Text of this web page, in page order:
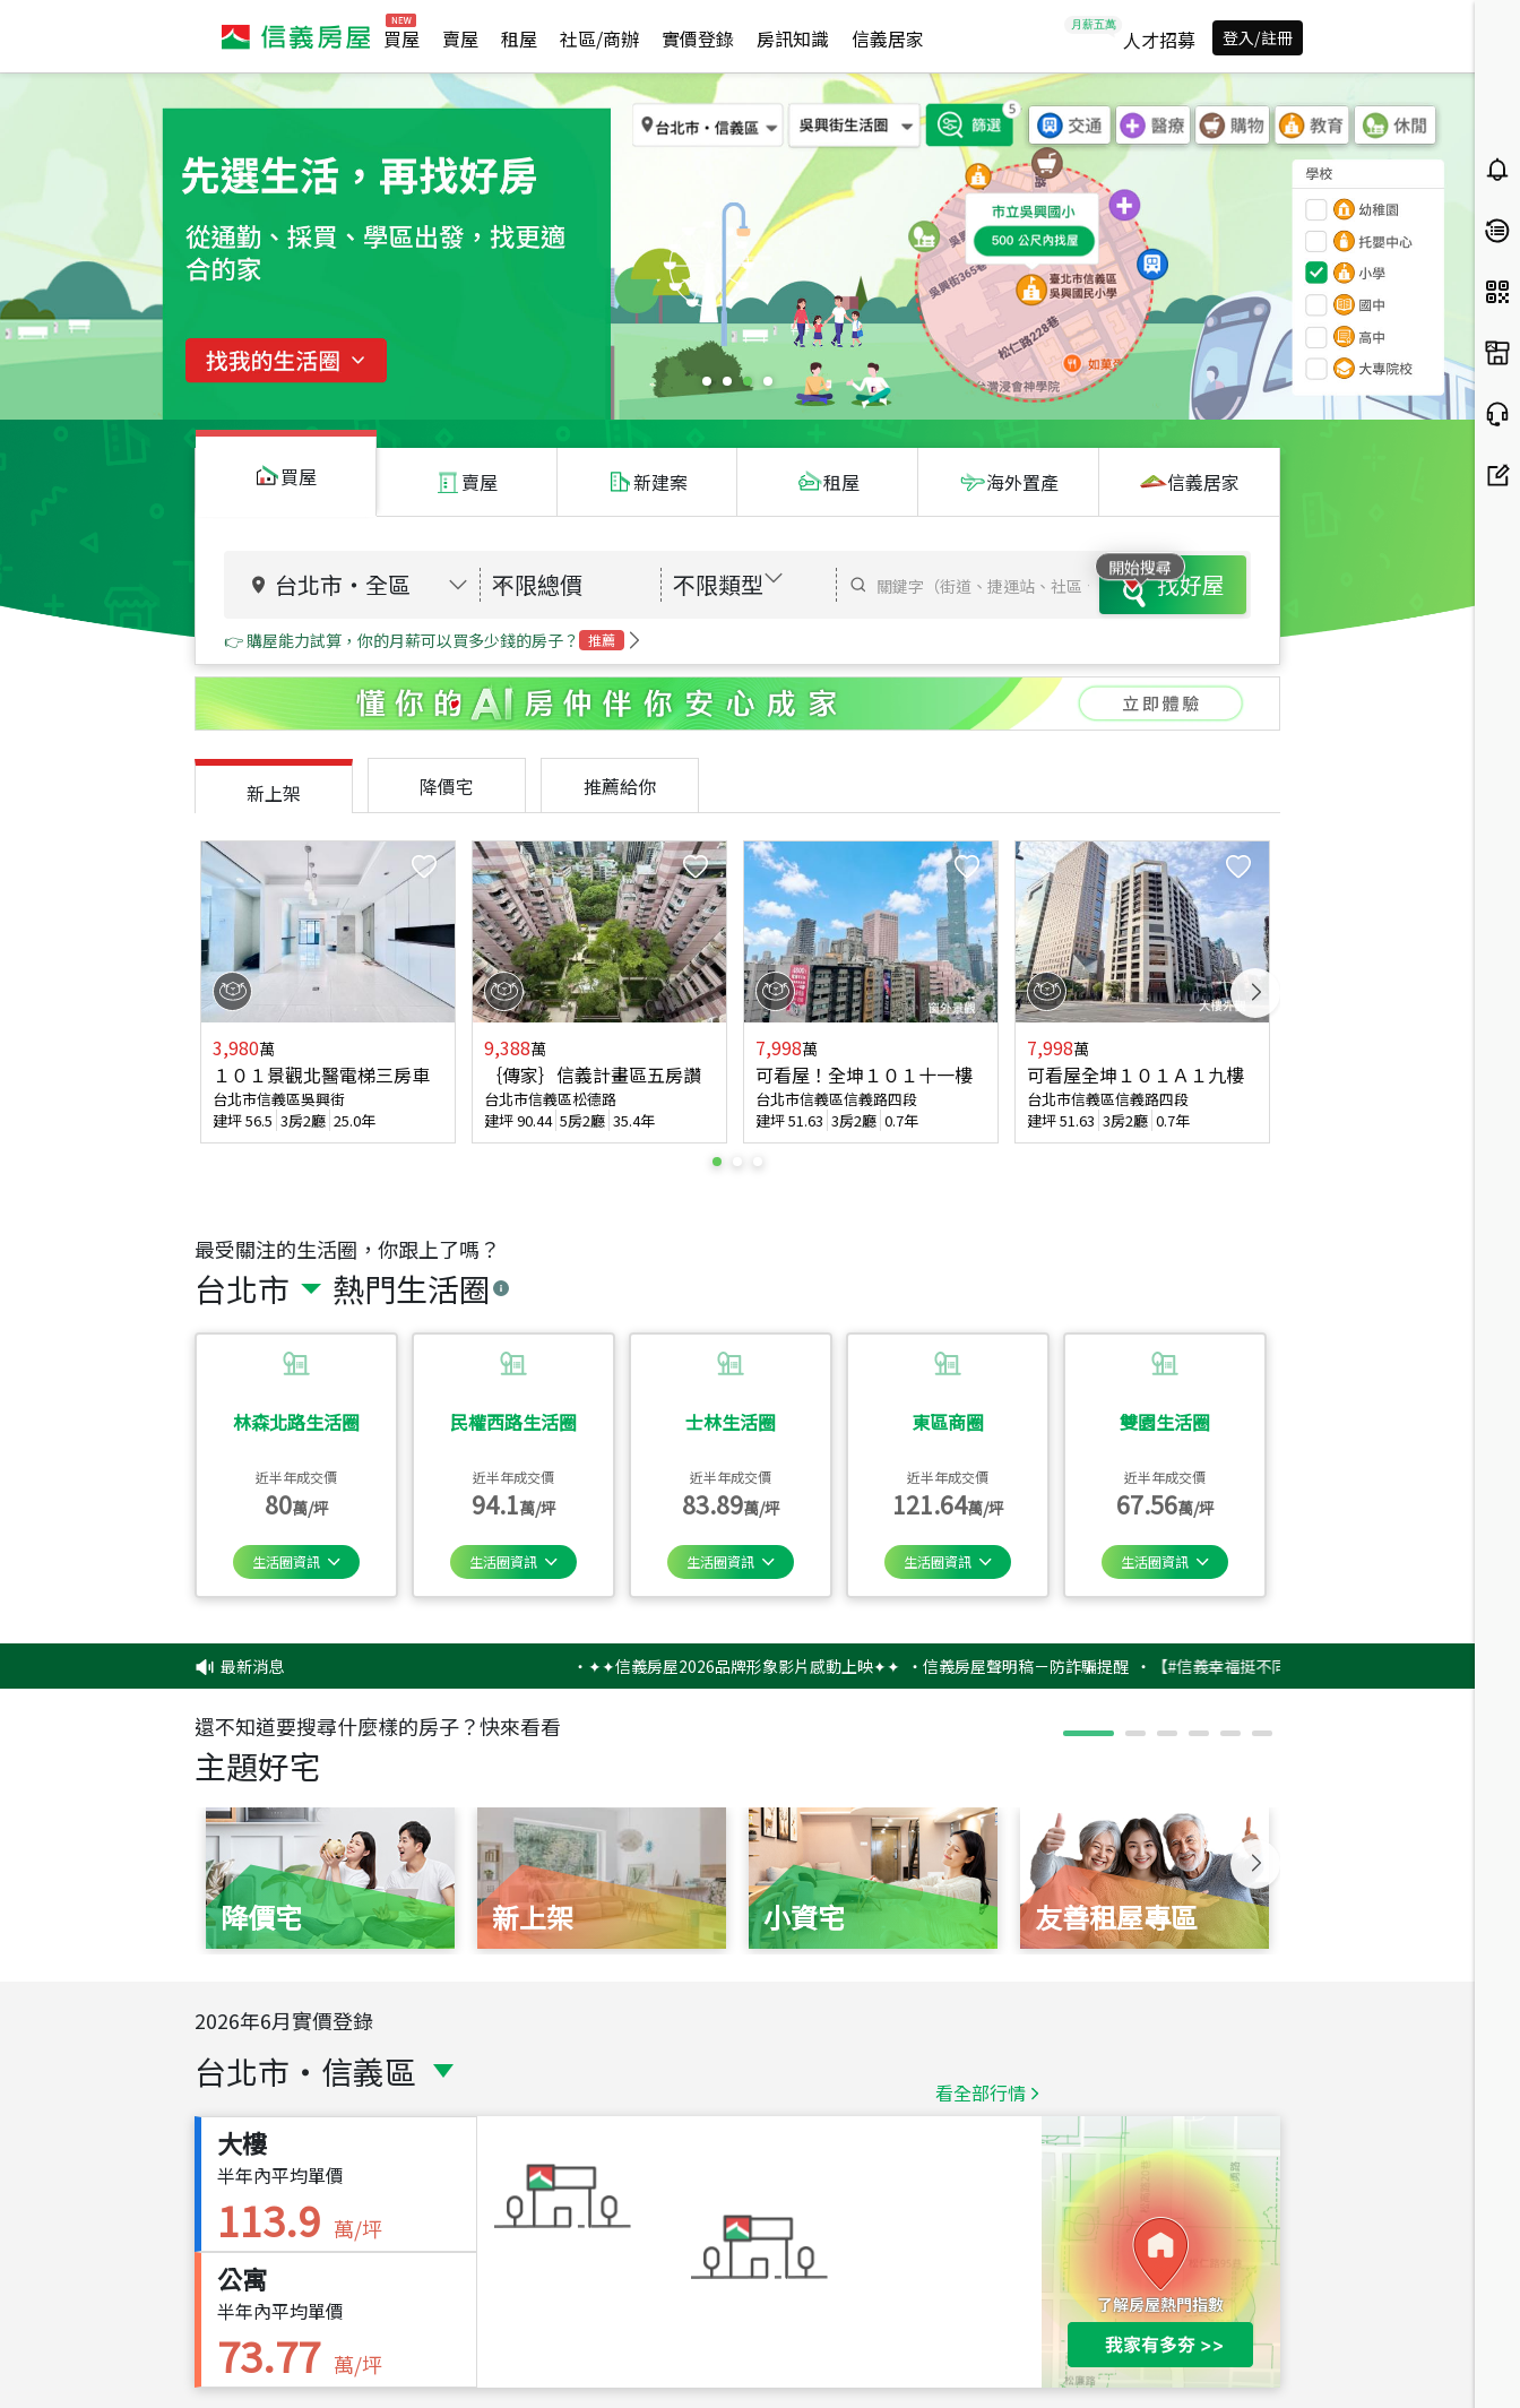
買屋 賣屋 租屋 社區/商辦 實價登錄 房訊知識 信義居家 人才招募 登入/註冊
買屋 賣屋 新建案 租屋 海外置產 信義居家
台北市 ・ 全區 不限總價 不限類型 開始搜尋找好屋
👉 購屋能力試算，你的月薪可以買多少錢的房子？ 推薦
最受關注的生活圈，你跟上了嗎？
台北市 熱門生活圈
林森北路生活圈
近半年成交價
80萬/坪
生活圈資訊
民權西路生活圈
近半年成交價
94.1萬/坪
生活圈資訊
士林生活圈
近半年成交價
83.89萬/坪
生活圈資訊
東區商圈
近半年成交價
121.64萬/坪
生活圈資訊
雙園生活圈
近半年成交價
67.56萬/坪
生活圈資訊
新上架 降價宅 推薦給你
3,980萬
１０１景觀北醫電梯三房車
台北市信義區吳興街
建坪56.5 3房2廳 25.0年
9,388萬
｛傳家｝信義計畫區五房讚
台北市信義區松德路
建坪90.44 5房2廳 35.4年
7,998萬
可看屋！全坤１０１十一樓
台北市信義區信義路四段
建坪51.63 3房2廳 0.7年
7,998萬
可看屋全坤１０１Ａ１九樓
台北市信義區信義路四段
建坪51.63 3房2廳 0.7年
最新消息 ✦✦信義房屋2026品牌形象影片感動上映✦✦ ‧信義房屋聲明稿－防詐騙提醒 ‧【#信義幸福挺不同】用實力，讓升職免抽號碼牌！最新雇
還不知道要搜尋什麼樣的房子？快來看看
主題好宅
降價宅 新上架 小資宅 友善租屋專區
2026年6月實價登錄
台北市 ・ 信義區 看全部行情
大樓
半年內平均單價
113.9 萬/坪
公寓
半年內平均單價
73.77 萬/坪
台北市中山區長春路
1,020萬
總價
490萬
新竹市新竹市慈祥路
總價
1,808萬